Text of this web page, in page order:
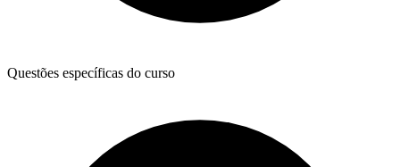
Questões específicas do curso